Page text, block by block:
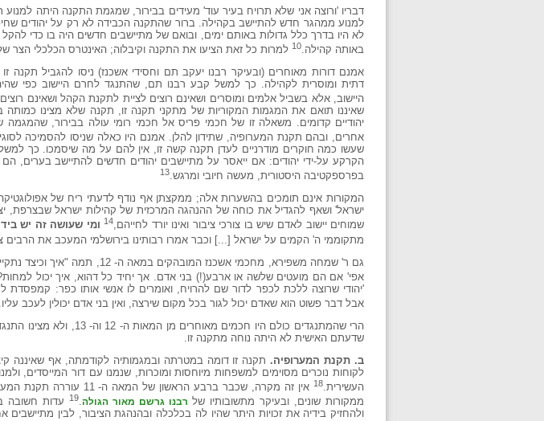
דבריו 'ורוצה אני שלא תרויח בעיר עוד' מעידים בבירור, שמגמת התקנה היתה
למנוע ממהגר חדש להתיישב בקהילה. ברור שהתקנה הכבידה לא רק על יהודים
לא היו בדרך כלל גדולות באותם ימים, ובואם של מתיישבים חדשים היה בו כדי
באותה קהילה. 10 למרות כל זאת הציעו את התקנה וקיבלוה; האינטרס הכלכלי הצר
אמנם דורות מאוחרים (ובעיקר רבנו יעקב תם וחסידי אשכנז) ניסו להגביל תקנה
דתית ומוסרית לקהילה. כך למשל קבע רבנו תם, שהתנגד לחרם היישוב כפי
היישוב, אלא בשביל אלמים ומוסרים ושאינם רוצים לציית לתקנת הקהל ושאינם
שאיננו תואם את המגמות המקוריות של מתקני תקנה זו, תקנה שלא מצינו
יהודיים קדומים. משאלה זו של חכמי פריס אל חכמי רומי עולה בבירור,
אחרים, ובהם תקנת המערופיה, שתידון להלן. אמנם היו כאלה שניסו להסמיכה
שעשו כמה חוקרים מודרניים לעדן תקנה קשה זו, אין להם על מה שיסמכו. כך
הקרקע על-ידי יהודים: אם ייאסר על מתיישבים יהודים חדשים להתיישב בערים,
בפרספקטיבה היסטורית, מעשה חיובי ומרגש.13
המקורות אינם תומכים בהשערות אלה; ממקצתן אף נודף לדעתי ריח של
ישראל' ושאף להגדיל את כוחה של ההנהגה המרכזית של קהילות ישראל שבצרפת,
שמוחים יישוב לאדם שיש בו צורכי ציבור ואינו יורד לחייהם,14 ומי שעושה זה יש
מתקוממי ה' הקמים על ישראל [...] וכבר אמרו רבותינו בירושלמי המעכב את הרבים
גם ר' שמחה משפירא, מחכמי אשכנז המובהקים במאה ה- 12, תמה "איך וכיצד נתקיים בהם
אפי' אם הם מועטים שלשה או ארבע(!) בני אדם. אך יחיד כל דהוא, איך יכול
'יהודי שרוצה ללכת לכפר לדור שם להרויח, ואומרים לו אנשי אותו כפר: קמפסדת
אבל דבר פשוט הוא שאדם יכול לגור בכל מקום שירצה, ואין בני אדם יכולין לעכב
הרי שהמתנגדים כולם היו
שדעתם האישית לא היתה נוחה מתקנה זו.
ב. תקנת המערופיה. תקנה זו דומה במטרתה ובמגמותיה לקודמתה, אף שאיננה
לקוחות נוכרים מסוימים למשפחות מיוחסות ומוכרות, שנמנו עם דור המייסדים,
העשירית.18
אין זה מקרה, שכבר ברבע
ממקורות שונים, ובעיקר מתשובותיו של רבנו גרשם מאור הגולה.
19
עדות חשובה
ולהחזיק בידיה את זכויות היתר שהיו לה בכלכלה ובהנהגת הציבור, לבין